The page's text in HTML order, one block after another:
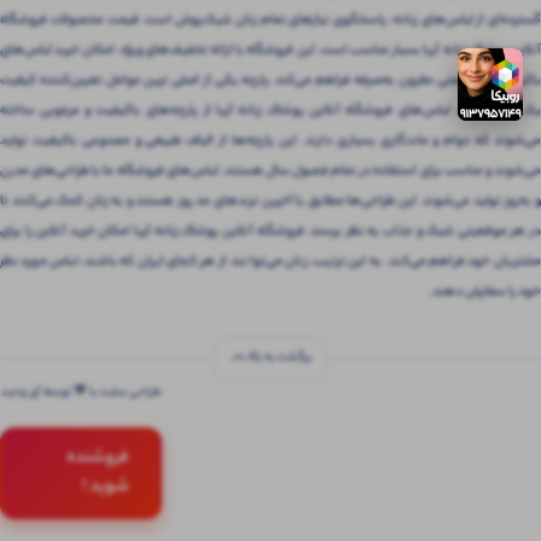
گسترده‌ای از لباس‌های زنانه، پاسخگوی نیازهای تمام زنان شیک‌پوش است. قیمت محصولات فروشگاه
آنلاین پوشاک زنانه آریا بسیار مناسب است. این فروشگاه با ارائه تخفیف‌های ویژه، امکان خرید لباس‌های
باکیفیت را با قیمتی مقرون‌ به‌صرفه فراهم می‌کند. پارچه یکی از اصلی ترین عوامل تعیین‌کننده کیفیت
یک لباس است. لباس‌های فروشگاه آنلاین پوشاک زنانه آریا از پارچه‌های باکیفیت و مرغوبی ساخته
می‌شوند که دوام و ماندگاری بسیاری دارند. این پارچه‌ها از الیاف طبیعی و مصنوعی باکیفیت تولید
می‌شوند و مناسب برای استفاده در تمام فصول سال هستند. لباس‌های فروشگاه ما با طراحی‌های مدرن
و به‌روز تولید می‌شوند. این طراحی‌ها مطابق با آخرین ترندهای مد روز هستند و به زنان کمک می‌کنند تا
در هر موقعیتی شیک و جذاب به نظر برسند. فروشگاه آنلاین پوشاک زنانه آریا امکان خرید آنلاین را برای
مشتریان خود فراهم می‌کند. به این ترتیب، زنان می‌توانند از هر کجای ایران که باشند، لباس مورد نظر
خود را سفارش دهند.
برگشت به بالا
طراحی سایت با 💚 توسط آی وحید
فروشنده
شوید !